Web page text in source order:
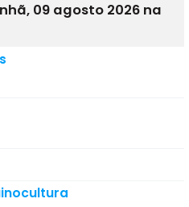
09 agosto 2026 na